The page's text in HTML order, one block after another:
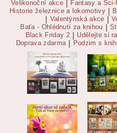
Velikonoční akce Fantasy a
Historie železnice a lokomotivy
Valentýnská akce
Baťa - Ohlédnutí za knihou
Black Friday 2 Udělejte si
Doprava zdarma Podzim s